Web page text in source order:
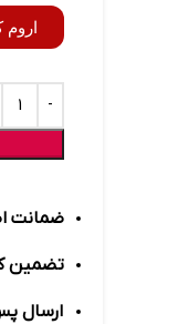
اروم
ضمانت
تضمین
ارسال